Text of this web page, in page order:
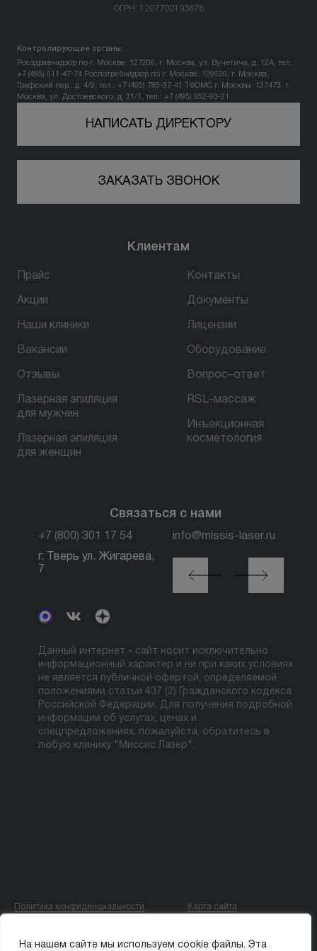
На нашем сайте мы используем cookie файлы. Эта
Контакты
+7 (800) 301 17 54
БЕСПЛАТНАЯ КОНСУЛЬТАЦИЯ
ОГРН: 1207700193678
Контролирующие органы:
Росздравнадзор по г. Москве: 127206, г. Москва, ул. Вучетича, д. 12А, тел.:
+7 (495) 611-47-74 Роспотребнадзор по г. Москве: 129626, г. Москва,
Графский пер., д. 4/9, тел.: +7 (495) 785-37-41
ТФОМС г. Москвы: 127473, г.
Москва, ул. Достоевского, д. 31/1, тел.: +7 (495) 952-93-21
НАПИСАТЬ ДИРЕКТОРУ
ЗАКАЗАТЬ ЗВОНОК
Клиентам
Прайс
Акции
Наши клиники
Вакансии
Отзывы
Лазерная эпиляция
для мужчин
Лазерная эпиляция
для женщин
Контакты
Документы
Лицензии
Оборудование
Вопрос–ответ
RSL-массаж
Инъекционная
косметология
Связаться с нами
+7 (800) 301 17 54 info@missis-laser.ru
г. Тверь ул. Жигарева,
7
г. Москва м. Трубная,
ул. Петровка, 26, стр.
Данный интернет - сайт носит исключительно
информационный характер и ни при каких условиях
не является публичной офертой, определяемой
положениями статьи 437 (2) Гражданского кодекса
Российской Федерации. Для получения подробной
информации об услугах, ценах и
спецпредложениях, пожалуйста, обратитесь в
любую клинику "Миссис Лазер".
Политика конфиденциальности Карта сайта